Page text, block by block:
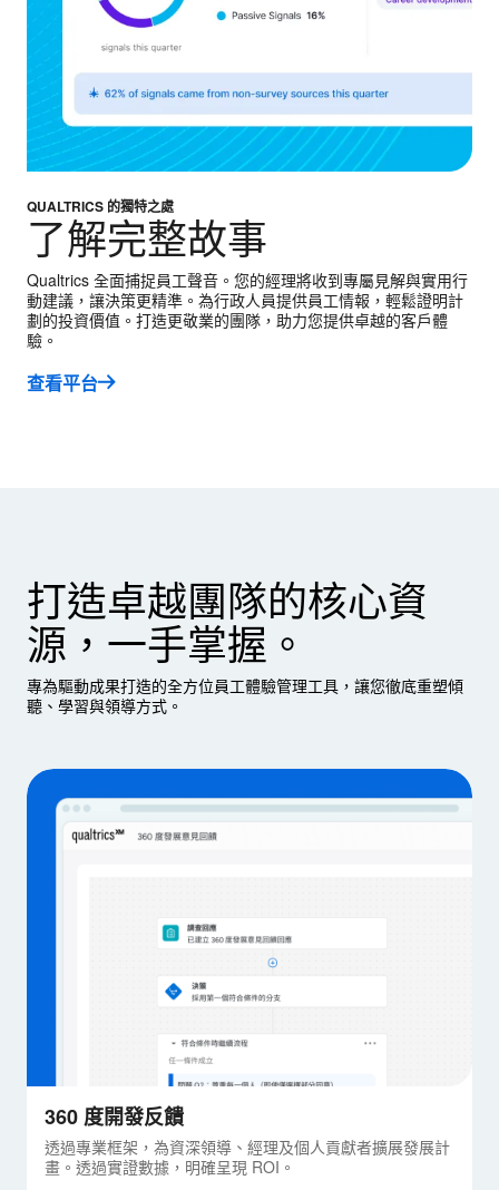
QUALTRICS 的獨特之處
了解完整故事
Qualtrics 全面捕捉員工聲音。您的經理將收到專屬見解與實用行
動建議，讓決策更精準。為行政人員提供員工情報，輕鬆證明計
劃的投資價值。打造更敬業的團隊，助力您提供卓越的客戶體
驗。
查看平台
打造卓越團隊的核心資
源，一手掌握。
專為驅動成果打造的全方位員工體驗管理工具，讓您徹底重塑傾
聽、學習與領導方式。
360 度開發反饋
透過專業框架，為資深領導、經理及個人貢獻者擴展發展計
畫。透過實證數據，明確呈現 ROI。